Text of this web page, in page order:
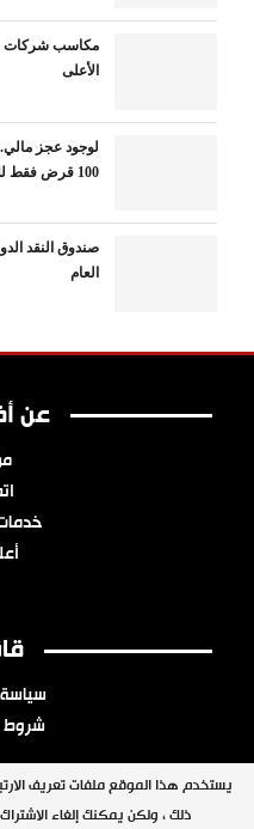
مكاسب شركات
الأعلى
لوجود عجز
100 قرض فقط للإعلان عنهم قريبا
صندوق النقد
العام
عن
شروط
جميع الحقوق محفوظة © 2026 شبكة
يستخدم هذا الموقع ملفات تعريف
ذلك ، ولكن يمكنك إلغاء